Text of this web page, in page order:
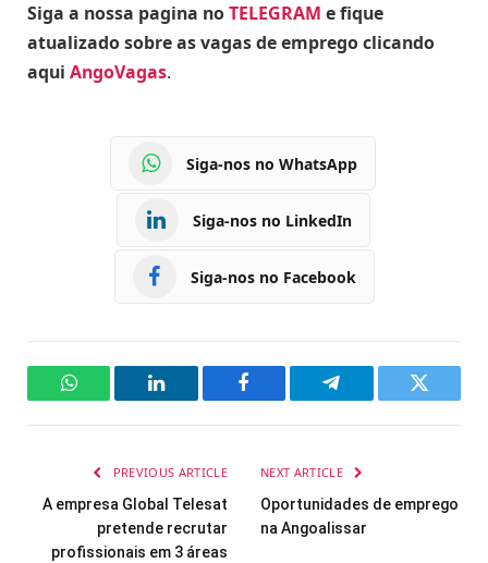
Siga a nossa pagina noTELEGRAM e fique
atualizado sobre as vagas de emprego clicando
aqui AngoVagas.
Siga-nos no WhatsApp
Siga-nos no LinkedIn
Siga-nos no Facebook
WhatsAppLinkedIn Facebook Telegram Twitter
PREVIOUS ARTICLE
A empresa Global Telesat
pretende recrutar
profissionais em 3 áreas
NEXT ARTICLE
Oportunidades de emprego
na Angoalissar